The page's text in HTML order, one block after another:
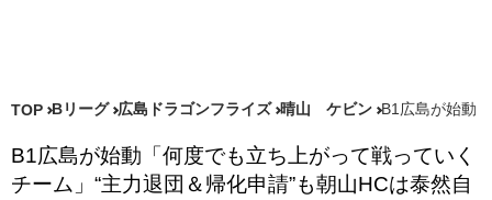
TOP Bリーグ 広島ドラゴンフライズ 晴山 ケビン B1広島が始動
B1広島が始動「何度でも立ち上がって戦っていく
チーム」“主力退団＆帰化申請”も朝山HCは泰然自